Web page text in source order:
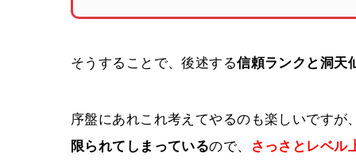
そうすることで、後述する信頼ランクと洞天
序盤にあれこれ考えてやるのも楽しいですが
限られてしまっているので、 さっさとレベル